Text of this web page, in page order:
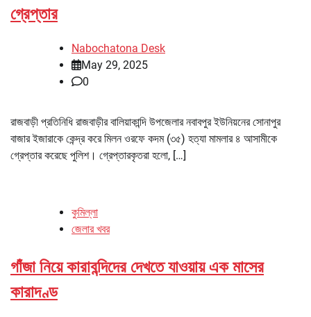
গ্রেপ্তার
Nabochatona Desk
May 29, 2025
0
রাজবাড়ী প্রতিনিধি রাজবাড়ীর বালিয়াকান্দি উপজেলার নবাবপুর ইউনিয়নের সোনাপুর
বাজার ইজারাকে কেন্দ্র করে মিলন ওরফে কদম (৩৫) হত্যা মামলার ৪ আসামীকে
গ্রেপ্তার করেছে পুলিশ। গ্রেপ্তারকৃতরা হলো, […]
কুমিল্লা
জেলার খবর
গাঁজা নিয়ে কারাবন্দিদের দেখতে যাওয়ায় এক মাসের
কারাদণ্ড